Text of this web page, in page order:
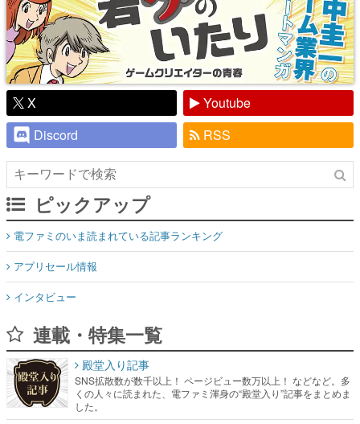
X
Youtube
Discord
RSS
ピックアップ
電ファミのいま読まれている記事ランキング
アプリセール情報
インタビュー
連載・特集一覧
殿堂入り記事
SNS拡散数が数千以上！ ページビュー数万以上！ などなど。多
くの人々に読まれた、電ファミ渾身の“殿堂入り”記事をまとめま
した。